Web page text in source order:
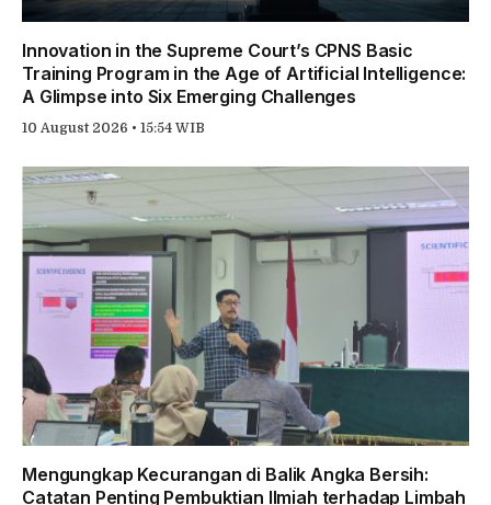
Innovation in the Supreme Court’s CPNS Basic
Training Program in the Age of Artificial Intelligence:
A Glimpse into Six Emerging Challenges
10 August 2026 • 15:54 WIB
Mengungkap Kecurangan di Balik Angka Bersih:
Catatan Penting Pembuktian Ilmiah terhadap Limbah